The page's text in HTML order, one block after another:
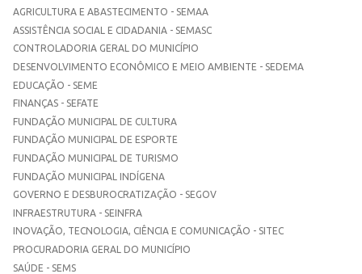
AGRICULTURA E ABASTECIMENTO - SEMAA
ASSISTÊNCIA SOCIAL E CIDADANIA - SEMASC
CONTROLADORIA GERAL DO MUNICÍPIO
DESENVOLVIMENTO ECONÔMICO E MEIO AMBIENTE - SEDEMA
EDUCAÇÃO - SEME
FINANÇAS - SEFATE
FUNDAÇÃO MUNICIPAL DE CULTURA
FUNDAÇÃO MUNICIPAL DE ESPORTE
FUNDAÇÃO MUNICIPAL DE TURISMO
FUNDAÇÃO MUNICIPAL INDÍGENA
GOVERNO E DESBUROCRATIZAÇÃO - SEGOV
INFRAESTRUTURA - SEINFRA
INOVAÇÃO, TECNOLOGIA, CIÊNCIA E COMUNICAÇÃO - SITEC
PROCURADORIA GERAL DO MUNICÍPIO
SAÚDE - SEMS